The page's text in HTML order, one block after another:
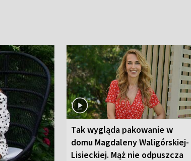
Tak wygląda pakowanie w
domu Magdaleny Waligórskiej-
Lisieckiej. Mąż nie odpuszcza